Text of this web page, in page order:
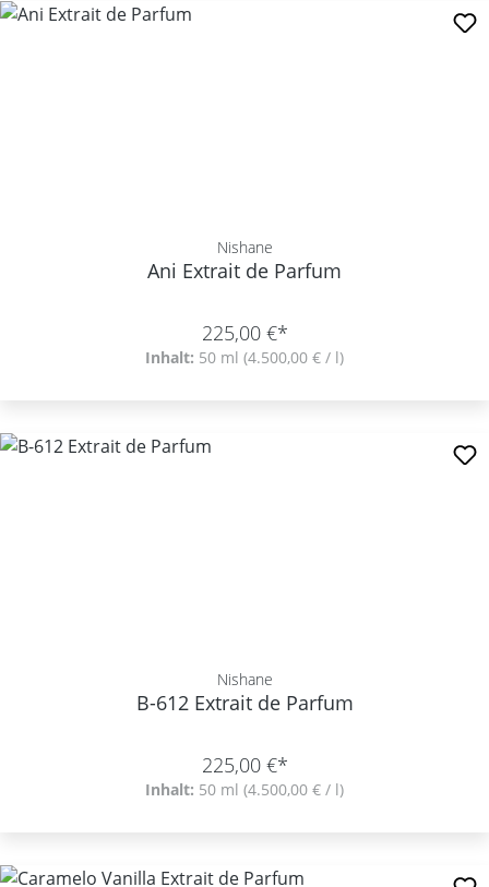
Nishane
Ani Extrait de Parfum
225,00 €*
Inhalt: 50 ml (4.500,00 € / l)
Nishane
B-612 Extrait de Parfum
225,00 €*
Inhalt: 50 ml (4.500,00 € / l)